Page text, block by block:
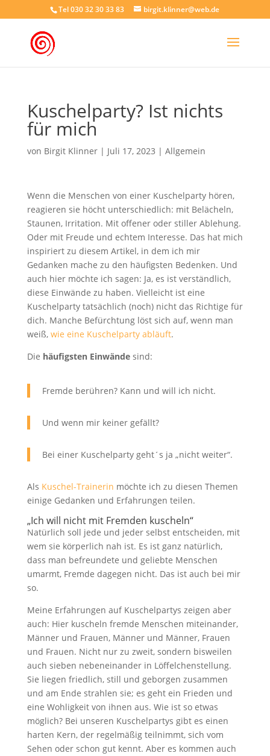
Tel 030 32 30 33 83 birgit.klinner@web.de
Kuschelparty? Ist nichts
für mich
von Birgit Klinner| Juli 17, 2023 | Allgemein
Wenn die Menschen von einer Kuschelparty hören,
reagieren sie höcht unterschiedlich: mit Belächeln,
Staunen, Irritation. Mit offener oder stiller Ablehung.
Oder mit Freude und echtem Interesse. Das hat mich
inspiriert zu diesem Artikel, in dem ich mir
Gedanken mache zu den häufigsten Bedenken. Und
auch hier möchte ich sagen: Ja, es ist verständlich,
diese Einwände zu haben. Vielleicht ist eine
Kuschelparty tatsächlich (noch) nicht das Richtige für
dich. Manche Befürchtung löst sich auf, wenn man
weiß, wie eine Kuschelparty abläuft.
Die häufigsten Einwändesind:
Fremde berühren? Kann und will ich nicht.
Und wenn mir keiner gefällt?
Bei einer Kuschelparty geht´s ja „nicht weiter“.
Als Kuschel-Trainerin möchte ich zu diesen Themen
einige Gedanken und Erfahrungen teilen.
„Ich will nicht mit Fremden kuscheln“
Natürlich soll jede und jeder selbst entscheiden, mit
wem sie körperlich nah ist. Es ist ganz natürlich,
dass man befreundete und geliebte Menschen
umarmt, Fremde dagegen nicht. Das ist auch bei mir
so.
Meine Erfahrungen auf Kuschelpartys zeigen aber
auch: Hier kuscheln fremde Menschen miteinander,
Männer und Frauen, Männer und Männer, Frauen
und Frauen. Nicht nur zu zweit, sondern bisweilen
auch sieben nebeneinander in Löffelchenstellung.
Sie liegen friedlich, still und geborgen zusammen
und am Ende strahlen sie; es geht ein Frieden und
eine Wohligkeit von ihnen aus. Wie ist so etwas
möglich? Bei unseren Kuschelpartys gibt es einen
harten Kern, der regelmäßig teilnimmt, sich vom
Sehen oder schon gut kennt. Aber es kommen auch